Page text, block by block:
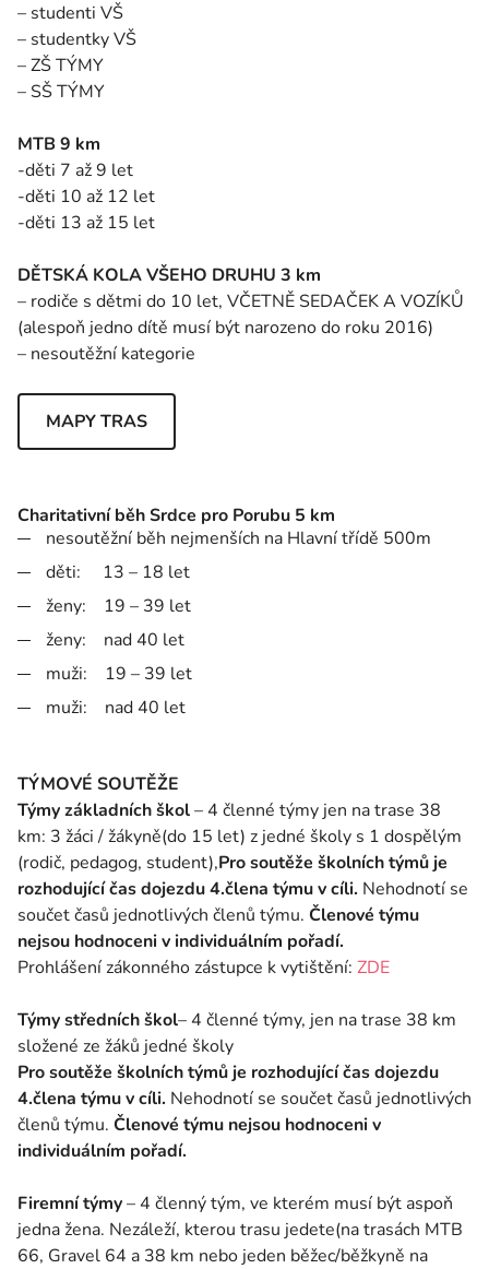
– studenti VŠ
– studentky VŠ
– ZŠ TÝMY
– SŠ TÝMY
MTB 9 km
-děti 7 až 9 let
-děti 10 až 12 let
-děti 13 až 15 let
DĚTSKÁ KOLA VŠEHO DRUHU 3 km
– rodiče s dětmi do 10 let, VČETNĚ SEDAČEK A VOZÍKŮ
(alespoň jedno dítě musí být narozeno do roku 2016)
– nesoutěžní kategorie
MAPY TRAS
Charitativní běh Srdce pro Porubu 5 km
nesoutěžní běh nejmenších na Hlavní třídě 500m
děti: 13 – 18 let
ženy: 19 – 39 let
ženy: nad 40 let
muži: 19 – 39 let
muži: nad 40 let
TÝMOVÉ SOUTĚŽE
Týmy základních škol– 4 členné týmy jen na trase 38
km: 3 žáci / žákyně(do 15 let) z jedné školy s 1 dospělým
(rodič, pedagog, student),Pro soutěže školních týmů je
rozhodující čas dojezdu 4.člena týmu v cíli. Nehodnotí se
součet časů jednotlivých členů týmu. Členové týmu
nejsou hodnoceni v individuálním pořadí.
Prohlášení zákonného zástupce k vytištění: ZDE
Týmy středních škol– 4 členné týmy, jen na trase 38 km
složené ze žáků jedné školy
Pro soutěže školních týmů je rozhodující čas dojezdu
4.člena týmu v cíli. Nehodnotí se součet časů jednotlivých
členů týmu. Členové týmu nejsou hodnoceni v
individuálním pořadí.
Firemní týmy– 4 členný tým, ve kterém musí být aspoň
jedna žena. Nezáleží, kterou trasu jedete(na trasách MTB
66, Gravel 64 a 38 km nebo jeden běžec/běžkyně na